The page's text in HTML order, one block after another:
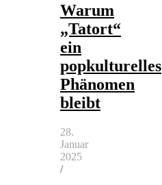
Warum
„Tatort“
ein
popkulturelles
Phänomen
bleibt
28.
Januar
2025
/